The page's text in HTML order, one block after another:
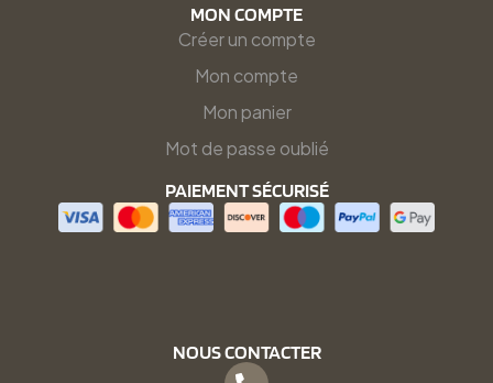
MON COMPTE
Créer un compte
Mon compte
Mon panier
Mot de passe oublié
PAIEMENT SÉCURISÉ
NOUS CONTACTER